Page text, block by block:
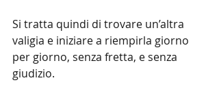
Si tratta quindi di trovare un’altra
valigia e iniziare a riempirla giorno
per giorno, senza fretta, e senza
giudizio.